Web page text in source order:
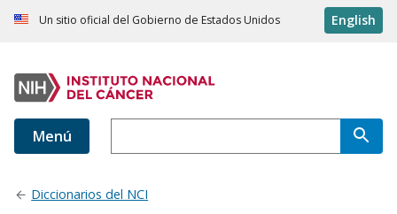
Un sitio oficial del Gobierno de Estados Unidos English
Menú
Diccionarios del NCI